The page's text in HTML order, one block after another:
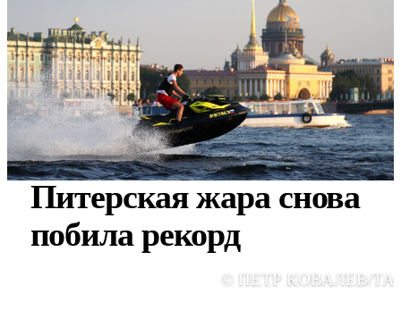
Питерская жара снова
побила рекорд
© ПЕТР КОВАЛЕВ/